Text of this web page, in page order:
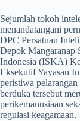
​Sejumlah tokoh
menandatangani
DPC Persatuan
Depok Mangaranap
Indonesia (ISKA)
Eksekutif Yayasan
peristiwa
berduka tersebut
perikemanusiaan
regulasi keagamaan.